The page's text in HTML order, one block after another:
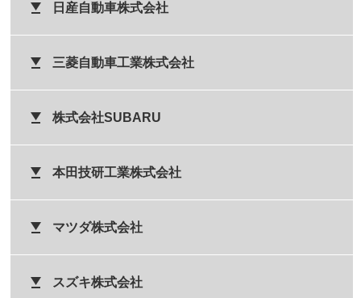
日産自動車株式会社
三菱自動車工業株式会社
株式会社SUBARU
本田技研工業株式会社
マツダ株式会社
スズキ株式会社